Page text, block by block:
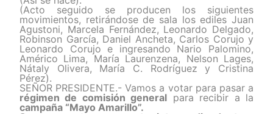
(Acto seguido se producen los siguientes
movimientos, retirándose de sala los ediles Juan
Agustoni, Marcela Fernández, Leonardo Delgado,
Robinson García, Daniel Ancheta, Carlos Corujo y
Leonardo Corujo e ingresando Nario Palomino,
Américo Lima, María Laurenzena, Nelson Lages,
Nátaly Olivera, María C. Rodríguez y Cristina
Pérez).
SEÑOR PRESIDENTE.-Vamos a votar para pasar a
régimen de comisión general para recibir a la
campaña “Mayo Amarillo”.